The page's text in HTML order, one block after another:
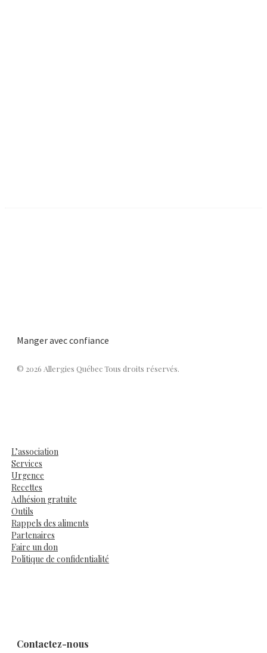
Manger avec confiance
© 2026 Allergies Québec Tous droits réservés.
L’association
Services
Urgence
Recettes
Adhésion gratuite
Outils
Rappels des aliments
Partenaires
Faire un don
Politique de confidentialité
Contactez-nous